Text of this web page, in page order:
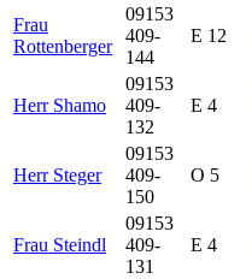
Frau
Rottenberger
09153
409-
144
E 12
Herr Shamo
09153
409-
132
E 4
Herr Steger
09153
409-
150
O 5
Frau Steindl
09153
409-
131
E 4